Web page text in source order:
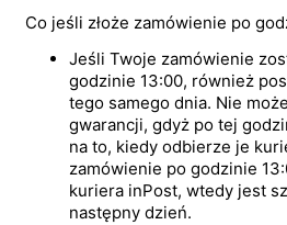
Co jeśli złoże zamówienie po
Jeśli Twoje zamówienie
godzinie 13:00, również
tego samego dnia. Nie
gwarancji, gdyż po tej
na to, kiedy odbierze je
zamówienie po godzinie
kuriera inPost, wtedy jest
następny dzień.